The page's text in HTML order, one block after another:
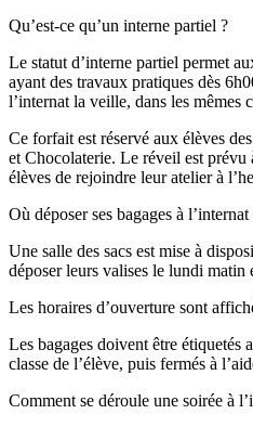
Qu’est-ce qu’un interne partiel ?
Le statut d’interne partiel permet
ayant des travaux pratiques dès
l’internat la veille, dans les mêmes
Ce forfait est réservé aux élèves
et Chocolaterie. Le réveil est prévu
élèves de rejoindre leur atelier à
Où déposer ses bagages à l’internat
Une salle des sacs est mise à
déposer leurs valises le lundi matin
Les horaires d’ouverture sont
Les bagages doivent être étiquetés
classe de l’élève, puis fermés à
Comment se déroule une soirée à